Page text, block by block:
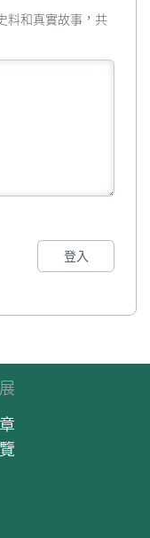
料和真實故事，共
登入